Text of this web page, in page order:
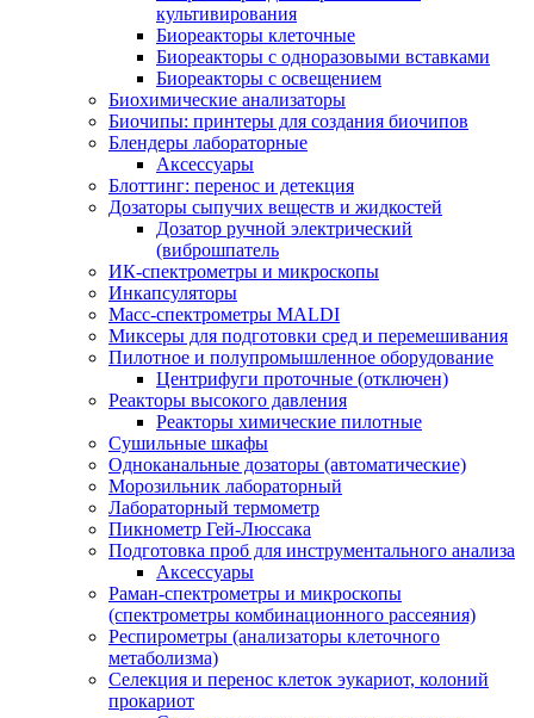
культивирования
Биореакторы клеточные
Биореакторы с одноразовыми вставками
Биореакторы с освещением
Биохимические анализаторы
Биочипы: принтеры для создания биочипов
Блендеры лабораторные
Аксессуары
Блоттинг: перенос и детекция
Дозаторы сыпучих веществ и жидкостей
Дозатор ручной электрический
(виброшпатель
ИК-спектрометры и микроскопы
Инкапсуляторы
Масс-спектрометры MALDI
Миксеры для подготовки сред и перемешивания
Пилотное и полупромышленное оборудование
Центрифуги проточные (отключен)
Реакторы высокого давления
Реакторы химические пилотные
Сушильные шкафы
Одноканальные дозаторы (автоматические)
Морозильник лабораторный
Лабораторный термометр
Пикнометр Гей-Люссака
Подготовка проб для инструментального анализа
Аксессуары
Раман-спектрометры и микроскопы
(спектрометры комбинационного рассеяния)
Респирометры (анализаторы клеточного
метаболизма)
Селекция и перенос клеток эукариот, колоний
прокариот